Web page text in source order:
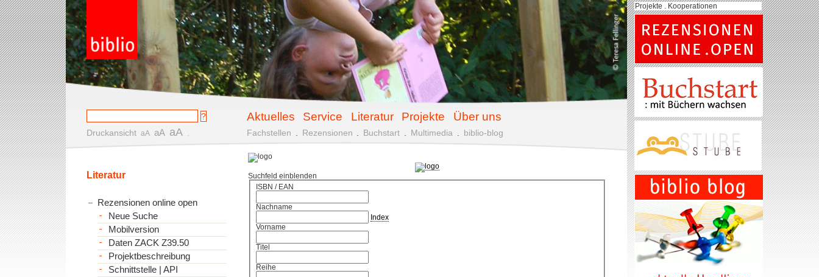
Aktuelles Service Literatur Projekte Über uns
Druckansicht aA aA aA Fachstellen Rezensionen Buchstart Multimedia biblio-blog
Suchfeld einblenden
ISBN / EAN
Nachname
Index
Vorname
Titel
Reihe
Literatur
Rezensionen online open
Neue Suche
Mobilversion
Daten ZACK Z39.50
Projektbeschreibung
Schnittstelle | API
Projekte . Kooperationen